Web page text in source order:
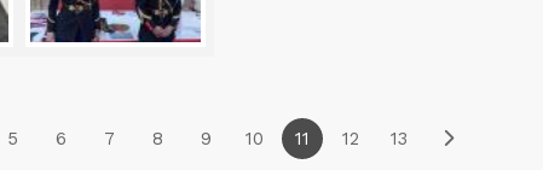
5 6 7 8 9 10 11 12 13